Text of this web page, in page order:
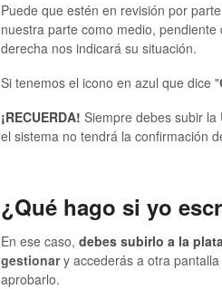
Puede que estén en revisión por
nuestra parte como medio,
derecha nos indicará su situación.
Si tenemos el icono en azul que dice "
¡RECUERDA! Siempre debes subir
el sistema no tendrá la confirmación
¿Qué hago si yo
En ese caso, debes subirlo a la
gestionary accederás a otra
aprobarlo.